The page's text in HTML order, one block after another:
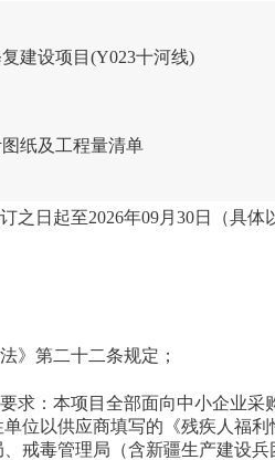
建设项目(Y023十河线)
纸及工程量清单
之日起至2026年09月30日（具体
》第二十二条规定；
求： 本项目全部面向中小企业采
位以供应商填写的《残疾人福
戒毒管理局（含新疆生产建设